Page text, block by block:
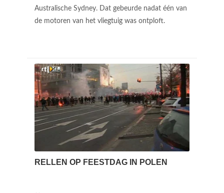
Australische Sydney. Dat gebeurde nadat één van
de motoren van het vliegtuig was ontploft.
RELLEN OP FEESTDAG IN POLEN